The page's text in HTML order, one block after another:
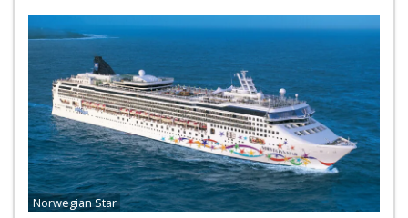
Norwegian Star